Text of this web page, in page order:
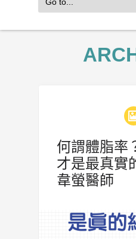
何謂體脂率
才是最真實
韋螢醫師